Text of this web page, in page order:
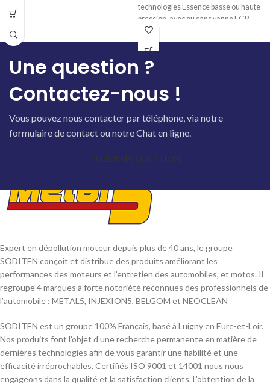
technologies Essence basse ou haute
pression, avec ou sans vanne EGR.
problème sur les anciennes
générations à injection ou à
carburateur, avec ou sans turbo.
Totalement compatible avec les pots
catalytiques et les sondes lambda.
Une question ?
Contactez-nous !
Vous pouvez nous contacter par téléphone, via notre
formulaire de contact ou notre Chat en ligne.
POSER MA QUESTION
Expert en dépollution moteur depuis plus de 40 ans, le groupe
SODITEN conçoit et distribue des produits améliorant les
performances des moteurs et l’entretien des automobiles, et motos. Il
regroupe 4 marques à forte notoriété reconnues des professionnels de
l’automobile : METAL5, INJEXION5, BELGOM et NEOCLEAN
SODITEN est un groupe 100% Français, basé à Luigny en Eure-et-Loir.
Nos produits font l’objet d’une recherche permanente en matière de
dernières technologies afin de vous garantir une fiabilité et une
efficacité irréprochables. Certifiés ISO 9001 et 14001 nous nous
engageons dans la qualité et la satisfaction clients. L'obtention de la